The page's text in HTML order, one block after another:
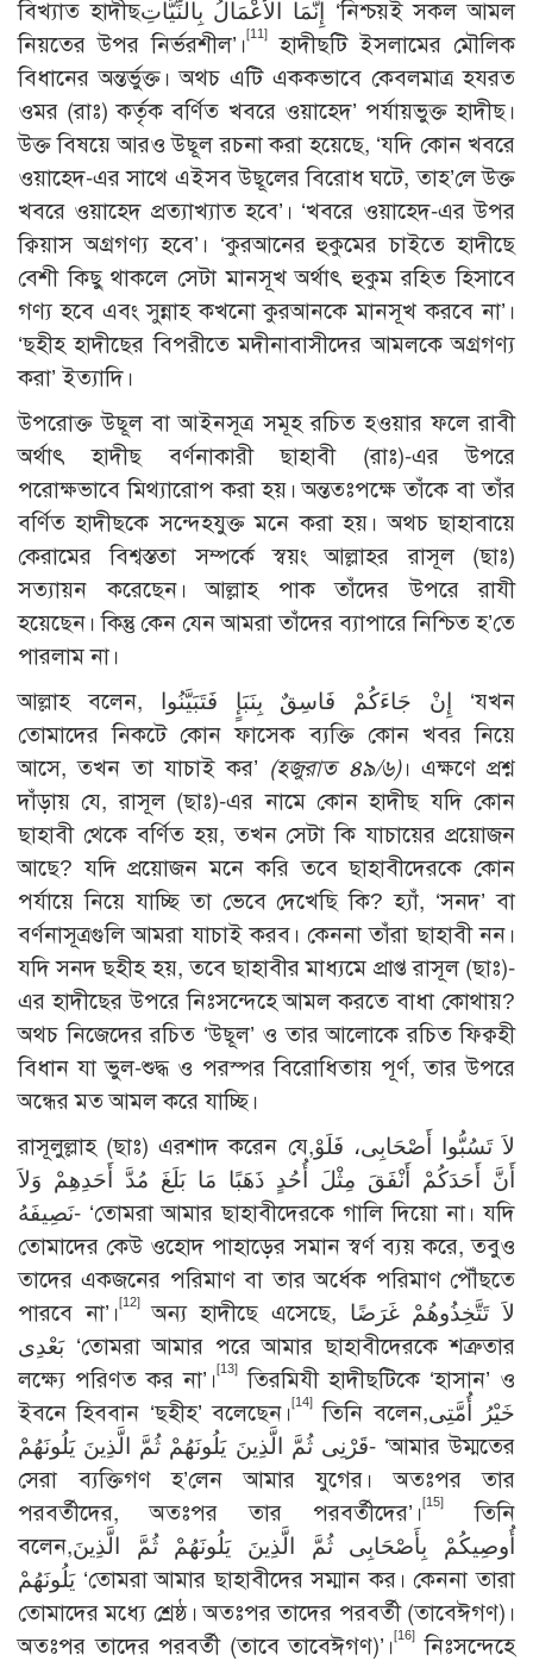
বিখ্যাত হাদীছإِنَّمَا الأَعْمَالُ بِالنِّيَّاتِ ‘নিশ্চয়ই সকল আমল
নিয়তের উপর নির্ভরশীল’।[11]
হাদীছটি ইসলামের মৌলিক
বিধানের অন্তর্ভুক্ত। অথচ এটি এককভাবে কেবলমাত্র হযরত
ওমর (রাঃ) কর্তৃক বর্ণিত খবরে ওয়াহেদ’ পর্যায়ভুক্ত হাদীছ।
উক্ত বিষয়ে আরও উছূল রচনা করা হয়েছে, ‘যদি কোন খবরে
ওয়াহেদ-এর সাথে এইসব উছূলের বিরোধ ঘটে, তাহ’লে উক্ত
খবরে ওয়াহেদ প্রত্যাখ্যাত হবে’। ‘খবরে ওয়াহেদ-এর উপর
ক্বিয়াস অগ্রগণ্য হবে’। ‘কুরআনের হুকুমের চাইতে হাদীছে
বেশী কিছু থাকলে সেটা মানসূখ অর্থাৎ হুকুম রহিত হিসাবে
গণ্য হবে এবং সুন্নাহ কখনো কুরআনকে মানসূখ করবে না’।
‘ছহীহ হাদীছের বিপরীতে মদীনাবাসীদের আমলকে অগ্রগণ্য
করা’ ইত্যাদি।
উপরোক্ত উছূল বা আইনসূত্র সমূহ রচিত হওয়ার ফলে রাবী
অর্থাৎ হাদীছ বর্ণনাকারী ছাহাবী (রাঃ)-এর উপরে
পরোক্ষভাবে মিথ্যারোপ করা হয়। অন্ততঃপক্ষে তাঁকে বা তাঁর
বর্ণিত হাদীছকে সন্দেহযুক্ত মনে করা হয়। অথচ ছাহাবায়ে
কেরামের বিশ্বস্ততা সম্পর্কে স্বয়ং আল্লাহর রাসূল (ছাঃ)
সত্যায়ন করেছেন। আল্লাহ পাক তাঁদের উপরে রাযী
হয়েছেন। কিন্তু কেন যেন আমরা তাঁদের ব্যাপারে নিশ্চিত হ’তে
পারলাম না।
আল্লাহ বলেন, إِنْ جَاءَكُمْ فَاسِقٌ بِنَبَإٍ فَتَبَيَّنُوا ‘যখন
তোমাদের নিকটে কোন ফাসেক ব্যক্তি কোন খবর নিয়ে
আসে, তখন তা যাচাই কর’ (হজুরাত ৪৯/৬)। এক্ষণে প্রশ্ন
দাঁড়ায় যে, রাসূল (ছাঃ)-এর নামে কোন হাদীছ যদি কোন
ছাহাবী থেকে বর্ণিত হয়, তখন সেটা কি যাচায়ের প্রয়োজন
আছে? যদি প্রয়োজন মনে করি তবে ছাহাবীদেরকে কোন
পর্যায়ে নিয়ে যাচ্ছি তা ভেবে দেখেছি কি? হ্যাঁ, ‘সনদ’ বা
বর্ণনাসূত্রগুলি আমরা যাচাই করব। কেননা তাঁরা ছাহাবী নন।
যদি সনদ ছহীহ হয়, তবে ছাহাবীর মাধ্যমে প্রাপ্ত রাসূল (ছাঃ)-
এর হাদীছের উপরে নিঃসন্দেহে আমল করতে বাধা কোথায়?
অথচ নিজেদের রচিত ‘উছূল’ ও তার আলোকে রচিত ফিক্বহী
বিধান যা ভুল-শুদ্ধ ও পরস্পর বিরোধিতায় পূর্ণ, তার উপরে
অন্ধের মত আমল করে যাচ্ছি।
রাসূলুল্লাহ (ছাঃ) এরশাদ করেন যে,لاَ تَسُبُّوا أَصْحَابِى، فَلَوْ
أَنَّ أَحَدَكُمْ أَنْفَقَ مِثْلَ أُحُدٍ ذَهَبًا مَا بَلَغَ مُدَّ أَحَدِهِمْ وَلاَ
نَصِيفَهُ- ‘তোমরা আমার ছাহাবীদেরকে গালি দিয়ো না। যদি
তোমাদের কেউ ওহোদ পাহাড়ের সমান স্বর্ণ ব্যয় করে, তবুও
তাদের একজনের পরিমাণ বা তার অর্ধেক পরিমাণ পৌঁছতে
পারবে না’।[12]অন্য হাদীছে এসেছে, لاَ تَتَّخِذُوهُمْ غَرَضًا
بَعْدِى ‘তোমরা আমার পরে আমার ছাহাবীদেরকে শত্রুতার
লক্ষ্যে পরিণত কর না’।[13] তিরমিযী হাদীছটিকে ‘হাসান’ ও
ইবনে হিববান ‘ছহীহ’ বলেছেন।[14] তিনি বলেন,خَيْرُ أُمَّتِى
قَرْنِى ثُمَّ الَّذِينَ يَلُونَهُمْ ثُمَّ الَّذِينَ يَلُونَهُمْ- ‘আমার উম্মতের
সেরা ব্যক্তিগণ হ’লেন আমার যুগের। অতঃপর তার
পরবর্তীদের, অতঃপর তার পরবর্তীদের’।[15]
তিনি
বলেন,أُوصِيكُمْ بِأَصْحَابِى ثُمَّ الَّذِينَ يَلُونَهُمْ ثُمَّ الَّذِينَ
يَلُونَهُمْ ‘তোমরা আমার ছাহাবীদের সম্মান কর। কেননা তারা
তোমাদের মধ্যে শ্রেষ্ঠ। অতঃপর তাদের পরবর্তী (তাবেঈগণ)।
অতঃপর তাদের পরবর্তী (তাবে তাবেঈগণ)’।[16] নিঃসন্দেহে